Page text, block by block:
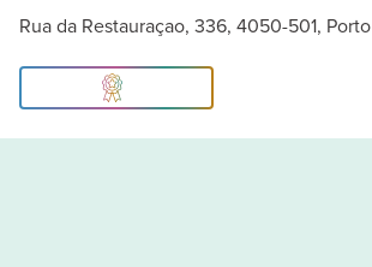
Rua da Restauraçao, 336, 4050-501, Porto